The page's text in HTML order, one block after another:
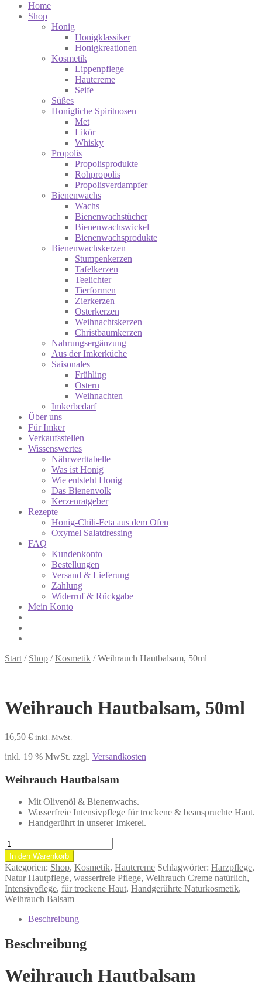
Home
Shop
Honig
Honigklassiker
Honigkreationen
Kosmetik
Lippenpflege
Hautcreme
Seife
Süßes
Honigliche Spirituosen
Met
Likör
Whisky
Propolis
Propolisprodukte
Rohpropolis
Propolisverdampfer
Bienenwachs
Wachs
Bienenwachstücher
Bienenwachswickel
Bienenwachsprodukte
Bienenwachskerzen
Stumpenkerzen
Tafelkerzen
Teelichter
Tierformen
Zierkerzen
Osterkerzen
Weihnachtskerzen
Christbaumkerzen
Nahrungsergänzung
Aus der Imkerküche
Saisonales
Frühling
Ostern
Weihnachten
Imkerbedarf
Über uns
Für Imker
Verkaufsstellen
Wissenswertes
Nährwerttabelle
Was ist Honig
Wie entsteht Honig
Das Bienenvolk
Kerzenratgeber
Rezepte
Honig-Chili-Feta aus dem Ofen
Oxymel Salatdressing
FAQ
Kundenkonto
Bestellungen
Versand & Lieferung
Zahlung
Widerruf & Rückgabe
Mein Konto
Start / Shop /Kosmetik /Weihrauch Hautbalsam, 50ml
Weihrauch Hautbalsam, 50ml
16,50 € inkl. MwSt.
inkl. 19 % MwSt. zzgl. Versandkosten
Weihrauch Hautbalsam
Mit Olivenöl & Bienenwachs.
Wasserfreie Intensivpflege für trockene & beanspruchte Haut.
Handgerührt in unserer Imkerei.
Weihrauch
Hautbalsam,
50ml
Menge
In den Warenkorb
Kategorien: Shop, Kosmetik, Hautcreme Schlagwörter: Harzpflege,
Natur Hautpflege, wasserfreie Pflege, Weihrauch Creme natürlich,
Intensivpflege, für trockene Haut, Handgerührte Naturkosmetik,
Weihrauch Balsam
Beschreibung
Beschreibung
Weihrauch Hautbalsam